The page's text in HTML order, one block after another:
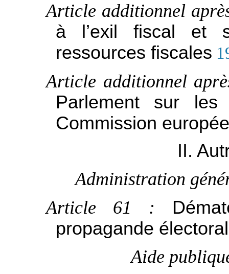
Article additionnel
à l’exil fiscal et
ressources fiscales
Article additionnel
Parlement sur
Commission
II.
Administration
Article 61 :
propagande
Aide